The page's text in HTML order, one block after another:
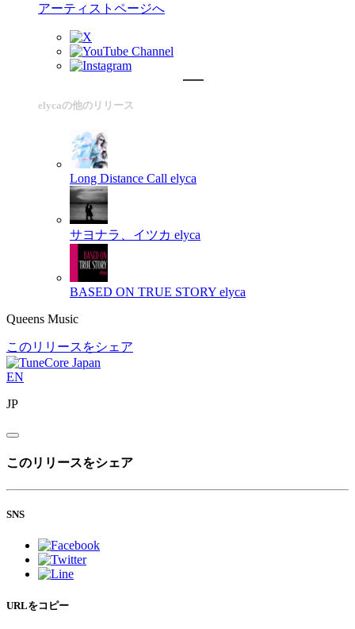
アーティストページへ
elycaの他のリリース
Long Distance Call elyca
サヨナラ、イツカ elyca
BASED ON TRUE STORY elyca
Queens Music
このリリースをシェア
EN
JP
このリリースをシェア
SNS
URLをコピー